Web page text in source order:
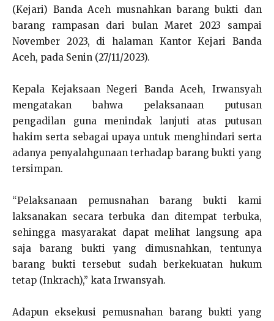
(Kejari) Banda Aceh musnahkan barang bukti dan
barang rampasan dari bulan Maret 2023 sampai
November 2023, di halaman Kantor Kejari Banda
Aceh, pada Senin (27/11/2023).
Kepala Kejaksaan Negeri Banda Aceh, Irwansyah
mengatakan bahwa pelaksanaan putusan
pengadilan guna menindak lanjuti atas putusan
hakim serta sebagai upaya untuk menghindari serta
adanya penyalahgunaan terhadap barang bukti yang
tersimpan.
“Pelaksanaan pemusnahan barang bukti kami
laksanakan secara terbuka dan ditempat terbuka,
sehingga masyarakat dapat melihat langsung apa
saja barang bukti yang dimusnahkan, tentunya
barang bukti tersebut sudah berkekuatan hukum
tetap (Inkrach),” kata Irwansyah.
Adapun eksekusi pemusnahan barang bukti yang